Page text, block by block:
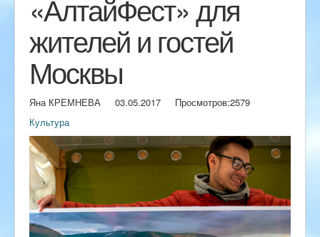
«АлтайФест» для
жителей и гостей
Москвы
Яна КРЕМНЕВА 03.05.2017 Просмотров:2579
Культура